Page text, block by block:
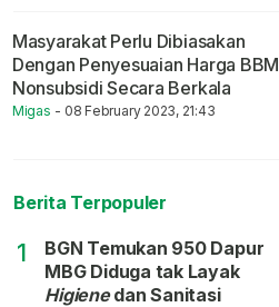
Masyarakat Perlu Dibiasakan
Dengan Penyesuaian Harga BBM
Nonsubsidi Secara Berkala
Migas - 08 February 2023, 21:43
Berita Terpopuler
1
BGN Temukan 950 Dapur
MBG Diduga tak Layak
Higienedan Sanitasi